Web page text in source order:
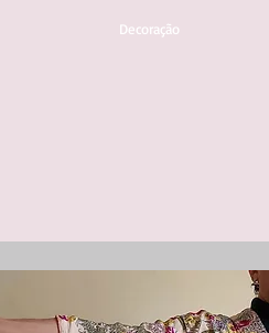
Decoração